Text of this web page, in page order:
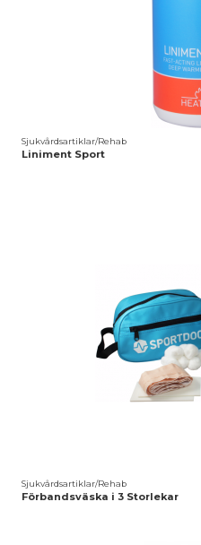
Sjukvårdsartiklar/Rehab
Liniment Sport
Sjukvårdsartiklar/Rehab
Förbandsväska i 3 Storlekar